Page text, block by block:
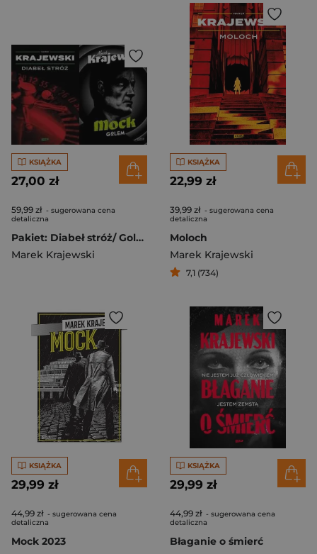
KSIĄŻKA
27,00 zł
59,99 zł - sugerowana cena
detaliczna
Pakiet: Diabeł stróż/ Golem
Marek Krajewski
KSIĄŻKA
22,99 zł
39,99 zł - sugerowana cena
detaliczna
Moloch
Marek Krajewski
7,1 (734)
KSIĄŻKA
29,99 zł
44,99 zł - sugerowana cena
detaliczna
Mock 2023
KSIĄŻKA
29,99 zł
44,99 zł - sugerowana cena
detaliczna
Błaganie o śmierć